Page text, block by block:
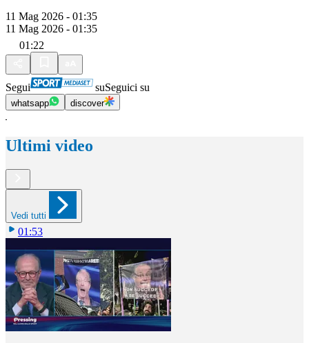
11 Mag 2026 - 01:35
11 Mag 2026 - 01:35
01:22
Segui suSeguici su
whatsapp discover
Ultimi video
Vedi tutti
01:53